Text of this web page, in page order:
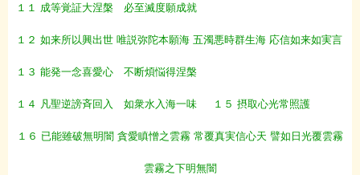
１１ 成等覚証大涅槃 必至滅度願成就
１２ 如来所以興出世 唯説弥陀本願海 五濁悪時群生海 応信如来如実言
１３ 能発一念喜愛心 不断煩悩得涅槃
１４ 凡聖逆謗斉回入 如衆水入海一味 １５ 摂取心光常照護
１６ 已能雖破無明闇 貪愛瞋憎之雲霧 常覆真実信心天 譬如日光覆雲霧
雲霧之下明無闇